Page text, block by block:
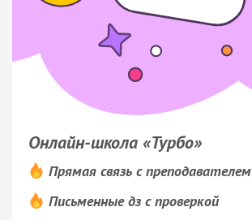
Онлайн-школа «Турбо»
Прямая связь с преподавателем
Письменные дз с проверкой